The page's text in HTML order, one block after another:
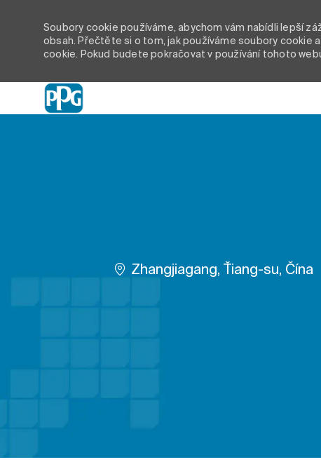
Soubory cookie používáme, abychom vám nabídli lepší
obsah. Přečtěte si o tom, jak používáme soubory cookie
cookie. Pokud budete pokračovat v používání tohoto
Umístění
Zhangjiagang, Ťiang-su, Čína